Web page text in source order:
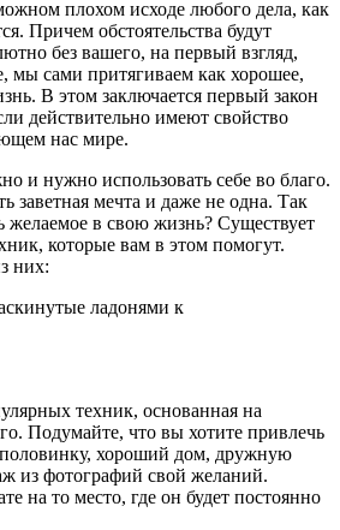
плохом исходе любого дела, как
Причем обстоятельства будут
без вашего, на первый взгляд,
мы сами притягиваем как хорошее,
В этом заключается первый закон
действительно имеют свойство
нас мире.
и нужно использовать себе во благо.
заветная мечта и даже не одна. Так
желаемое в свою жизнь? Существует
которые вам в этом помогут.
них:
техник, основанная на
Подумайте, что вы хотите привлечь
хороший дом, дружную
из фотографий свой желаний.
на то место, где он будет постоянно